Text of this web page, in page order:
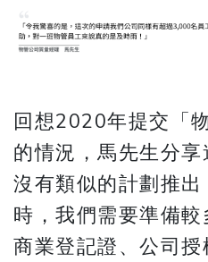
回想2020年提交「
的情況，馬先生分
沒有類似的計劃推
時，我們需要準備
商業登記證、公司